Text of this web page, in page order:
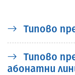
Типовo
Типово
абонатни